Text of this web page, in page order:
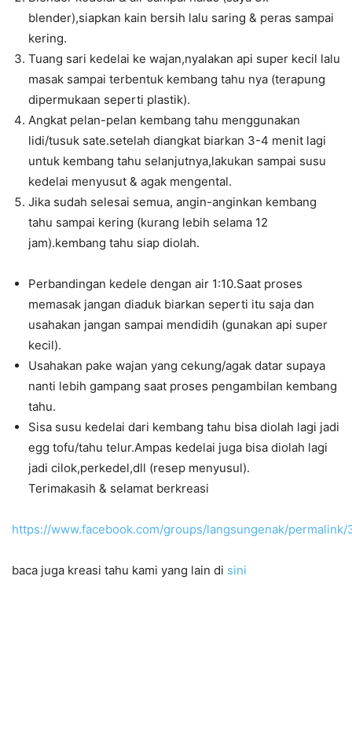
blender),siapkan kain bersih lalu saring & peras sampai
kering.
Tuang sari kedelai ke wajan,nyalakan api super kecil lalu
masak sampai terbentuk kembang tahu nya (terapung
dipermukaan seperti plastik).
Angkat pelan-pelan kembang tahu menggunakan
lidi/tusuk sate.setelah diangkat biarkan 3-4 menit lagi
untuk kembang tahu selanjutnya,lakukan sampai susu
kedelai menyusut & agak mengental.
Jika sudah selesai semua, angin-anginkan kembang
tahu sampai kering (kurang lebih selama 12
jam).kembang tahu siap diolah.
Perbandingan kedele dengan air 1:10.Saat proses
memasak jangan diaduk biarkan seperti itu saja dan
usahakan jangan sampai mendidih (gunakan api super
kecil).
Usahakan pake wajan yang cekung/agak datar supaya
nanti lebih gampang saat proses pengambilan kembang
tahu.
Sisa susu kedelai dari kembang tahu bisa diolah lagi jadi
egg tofu/tahu telur.Ampas kedelai juga bisa diolah lagi
jadi cilok,perkedel,dll (resep menyusul).
Terimakasih & selamat berkreasi
https://www.facebook.com/groups/langsungenak/permalink/
baca juga kreasi tahu kami yang lain di sini